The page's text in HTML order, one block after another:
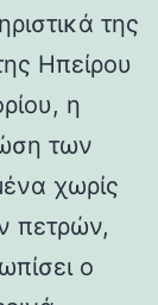
της
Ηπείρου
η
των
χωρίς
πετρών,
ο